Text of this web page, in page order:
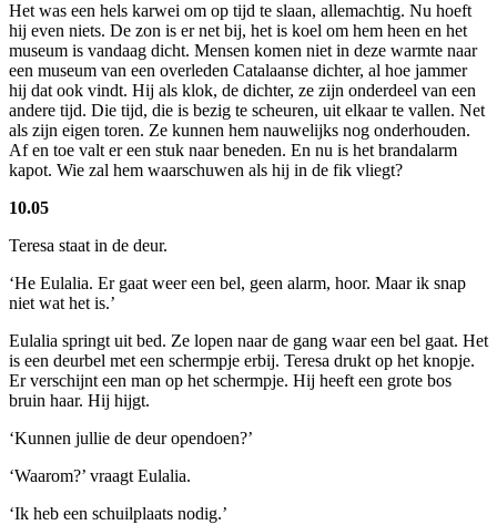
Het was een hels karwei om op tijd te slaan, allemachtig. Nu hoeft
hij even niets. De zon is er net bij, het is koel om hem heen en het
museum is vandaag dicht. Mensen komen niet in deze warmte naar
een museum van een overleden Catalaanse dichter, al hoe jammer
hij dat ook vindt. Hij als klok, de dichter, ze zijn onderdeel van een
andere tijd. Die tijd, die is bezig te scheuren, uit elkaar te vallen. Net
als zijn eigen toren. Ze kunnen hem nauwelijks nog onderhouden.
Af en toe valt er een stuk naar beneden. En nu is het brandalarm
kapot. Wie zal hem waarschuwen als hij in de fik vliegt?
10.05
Teresa staat in de deur.
‘He Eulalia. Er gaat weer een bel, geen alarm, hoor. Maar ik snap
niet wat het is.’
Eulalia springt uit bed. Ze lopen naar de gang waar een bel gaat. Het
is een deurbel met een schermpje erbij. Teresa drukt op het knopje.
Er verschijnt een man op het schermpje. Hij heeft een grote bos
bruin haar. Hij hijgt.
‘Kunnen jullie de deur opendoen?’
‘Waarom?’ vraagt Eulalia.
‘Ik heb een schuilplaats nodig.’